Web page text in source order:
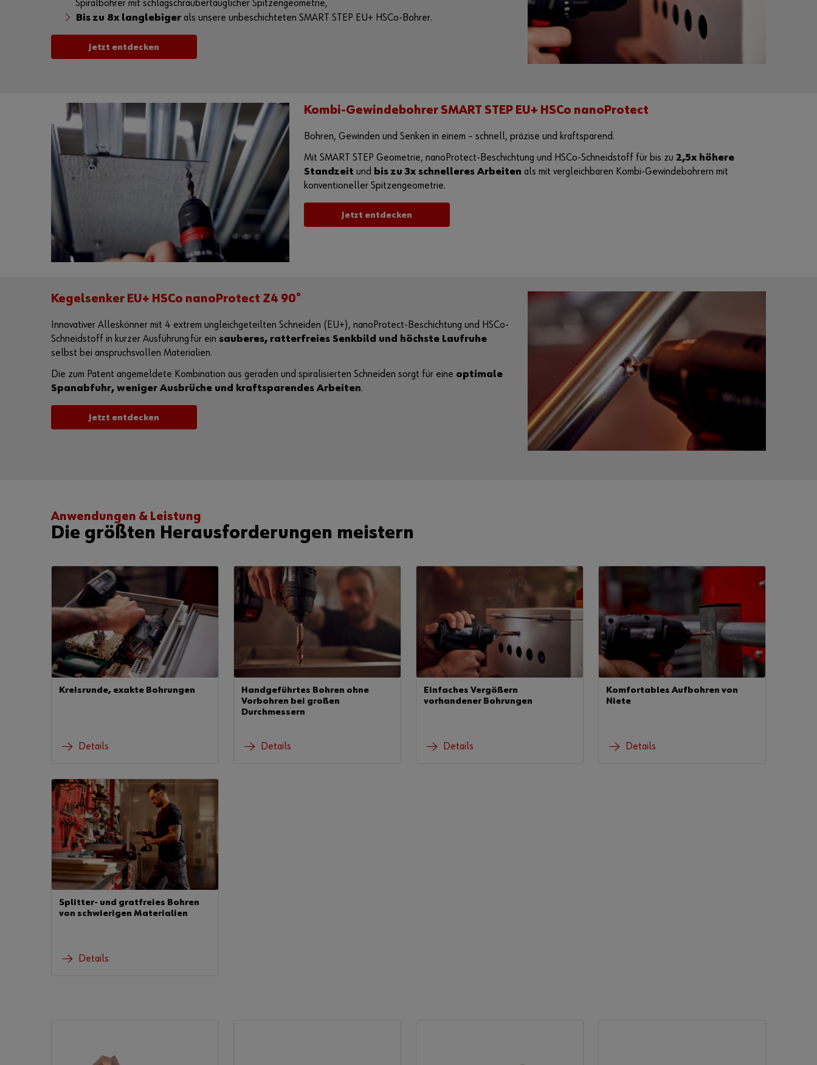
Spiralbohrer mit schlagschraubertauglicher Spitzengeometrie,
Bis zu 8x langlebiger als unsere unbeschichteten SMART STEP EU+ HSCo-Bohrer.
Jetzt entdecken
Kombi-Gewindebohrer SMART STEP EU+ HSCo nanoProtect
Bohren, Gewinden und Senken in einem – schnell, präzise und kraftsparend.
Mit SMART STEP Geometrie, nanoProtect-Beschichtung und HSCo-Schneidstoff für bis zu 2,5x höhere
Standzeit und bis zu 3x schnelleres Arbeiten als mit vergleichbaren Kombi-Gewindebohrern mit
konventioneller Spitzengeometrie.
Jetzt entdecken
Kegelsenker EU+ HSCo nanoProtect Z4 90°
Innovativer Alleskönner mit 4 extrem ungleichgeteilten Schneiden (EU+), nanoProtect-Beschichtung und HSCo-
Schneidstoff in kurzer Ausführung für ein sauberes, ratterfreies Senkbild und höchste Laufruhe
selbst bei anspruchsvollen Materialien.
Die zum Patent angemeldete Kombination aus geraden und spiralisierten Schneiden sorgt für eine optimale
Spanabfuhr, weniger Ausbrüche und kraftsparendes Arbeiten.
Jetzt entdecken
Anwendungen & Leistung
Die größten Herausforderungen meistern
Kreisrunde, exakte Bohrungen
Details
Handgeführtes Bohren ohne
Vorbohren bei großen
Durchmessern
Details
Einfaches Vergößern
vorhandener Bohrungen
Details
Komfortables Aufbohren von
Niete
Details
Splitter- und gratfreies Bohren
von schwierigen Materialien
Details